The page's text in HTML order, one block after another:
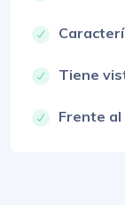
Tiene
Frente al